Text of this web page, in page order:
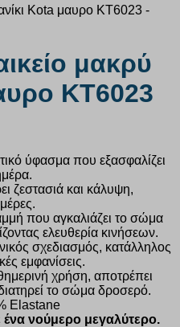
μακρύ
KT6023
ύφασμα που εξασφαλίζει
ζεστασιά και κάλυψη,
που αγκαλιάζει το σώμα
ελευθερία κινήσεων.
σχεδιασμός, κατάλληλος
εμφανίσεις.
χρήση, αποτρέπει
το σώμα δροσερό.
Elastane
ένα νούμερο μεγαλύτερο.